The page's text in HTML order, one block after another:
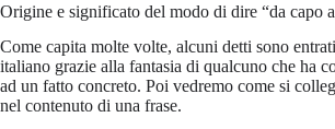
Origine e significato del modo di dire “da capo
Come capita molte volte, alcuni detti sono
italiano grazie alla fantasia di qualcuno che ha
ad un fatto concreto. Poi vedremo come si
nel contenuto di una frase.